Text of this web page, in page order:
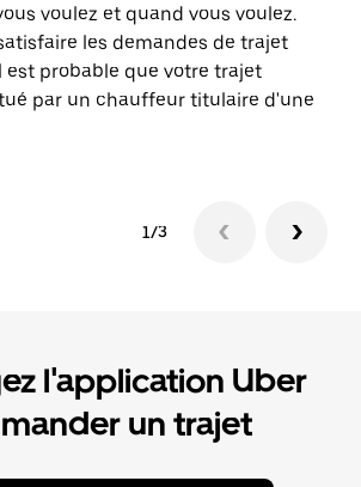
voulez et quand vous voulez.
les demandes de trajet
est probable que votre trajet
par un chauffeur titulaire d'une
1/3
l'application Uber
un trajet